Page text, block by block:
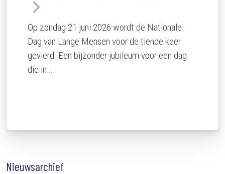
Op zondag 21 juni 2026 wordt de Nationale
Dag van Lange Mensen voor de tiende keer
gevierd. Een bijzonder jubileum voor een dag
die in…
Nieuwsarchief